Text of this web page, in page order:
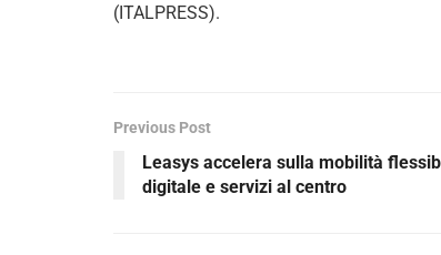
(ITALPRESS).
Previous Post
Leasys accelera sulla mobilità
digitale e servizi al centro